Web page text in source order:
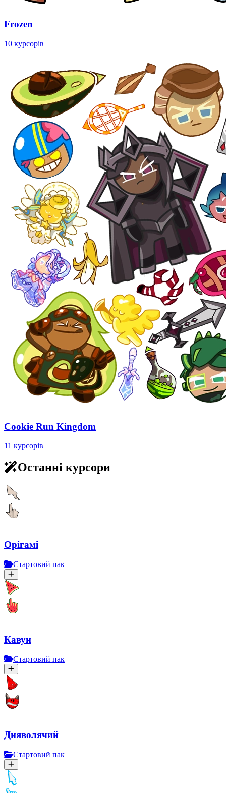
Frozen
10 курсорів
Cookie Run Kingdom
11 курсорів
Останні курсори
Орігамі
Стартовий пак
Кавун
Стартовий пак
Дияволячий
Стартовий пак